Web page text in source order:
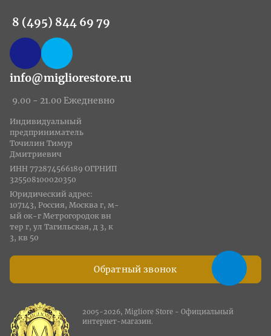
8 (495) 844 69 79
info@migliorestore.ru
9.00 - 21.00 Ежедневно
Обратный звонок
Индивидуальный
предприниматель
Точилин Тимур
Дмитриевич
ИНН 772874566189 ОГРНИП
325508100020350
Юридический адрес:
107143, Россия, Москва г, м-
ый ок-г Метрогородок вн
тер г, ул Тагильская, д 3, к
3, кв 50
2005-2026, Migliore Store - Официальный
интернет-магазин.